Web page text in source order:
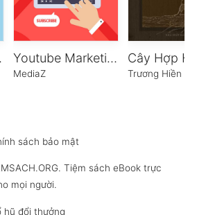
Youtube Marketing
MediaZ
Cây Hợp
Trương Hiền
sách bảo mật
. Tiệm sách eBook trực
mọi người.
hũ đổi thưởng